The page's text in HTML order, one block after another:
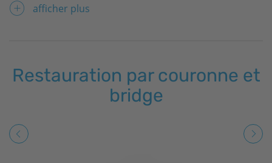
directement à partir de l’épaulement d’implant à l’aide
vissés ou des ScanPosts ou à partir de la base
d’implant avec des adaptateurs de scannage en
combinaison avec des scanbodies Sirona ou des
afficher plus
Restauration par couronne et
bridge